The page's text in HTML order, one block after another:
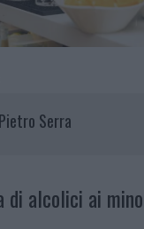
Pietro Serra
di alcolici ai